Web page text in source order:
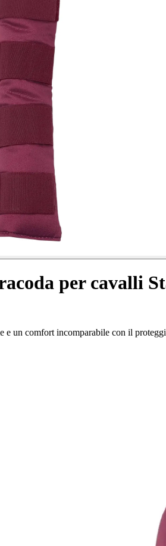
per cavalli
un comfort incomparabile con il